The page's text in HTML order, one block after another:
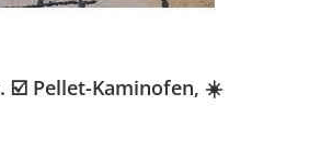
☑️ Pellet-Kaminofen, ☀️